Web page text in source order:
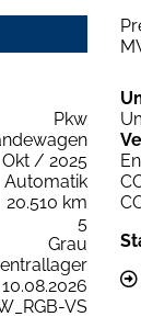
Pkw
Okt / 2025
Automatik
20.510 km
5
Grau
VS